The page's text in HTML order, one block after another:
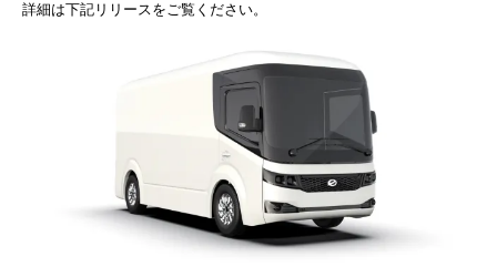
詳細は下記リリースをご覧ください。